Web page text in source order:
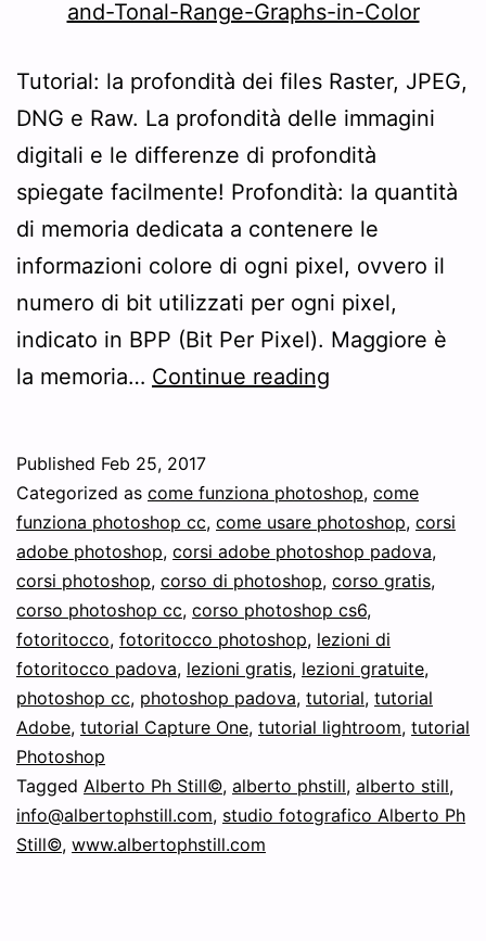
Tutorial: la profondità dei files Raster, JPEG,
DNG e Raw. La profondità delle immagini
digitali e le differenze di profondità
spiegate facilmente! Profondità: la quantità
di memoria dedicata a contenere le
informazioni colore di ogni pixel, ovvero il
numero di bit utilizzati per ogni pixel,
indicato in BPP (Bit Per Pixel). Maggiore è
la memoria… Continue reading
dei
files
Raster,
JPEG,
DNG
e
Raw
e
le
differenze.
Published Feb 25, 2017
Categorized as come funziona photoshop, come
funziona photoshop cc, come usare photoshop, corsi
adobe photoshop, corsi adobe photoshop padova,
corsi photoshop, corso di photoshop, corso gratis,
corso photoshop cc, corso photoshop cs6,
fotoritocco, fotoritocco photoshop, lezioni di
fotoritocco padova, lezioni gratis, lezioni gratuite,
photoshop cc, photoshop padova, tutorial, tutorial
Adobe, tutorial Capture One, tutorial lightroom, tutorial
Photoshop
Tagged Alberto Ph Still©, alberto phstill, alberto still,
info@albertophstill.com, studio fotografico Alberto Ph
Still©, www.albertophstill.com